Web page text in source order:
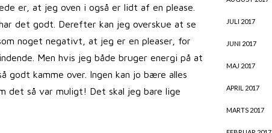
er, at jeg oven i også er lidt af en please.
det godt. Derefter kan jeg overskue at se
noget negativt, at jeg er en pleaser, for
Men hvis jeg både bruger energi på at
godt kamme over. Ingen kan jo bære alles
det så var muligt! Det skal jeg bare lige
JULI 2017
JUNI 2017
MAJ 2017
APRIL 2017
MARTS 2017